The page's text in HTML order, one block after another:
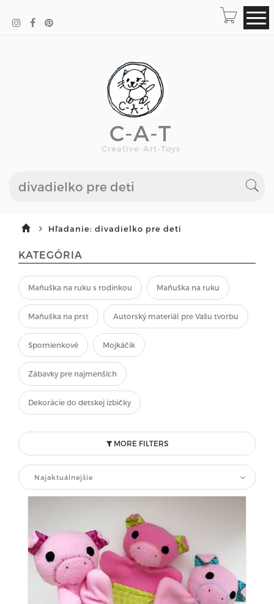
C-A-T
Creative-Art-Toys
Hľadanie: divadielko pre deti
KATEGÓRIA
Maňuška na ruku s rodinkou Maňuška na ruku
Maňuška na prst Autorský materiál pre Vašu tvorbu
Spomienkové Mojkáčik
Zábavky pre najmenších
Dekorácie do detskej izbičky
MORE FILTERS
Najaktuálnejšie